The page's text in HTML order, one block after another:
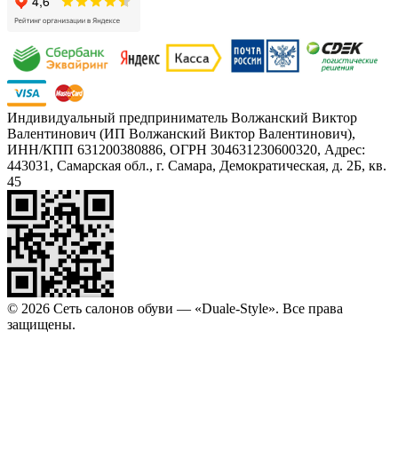
Индивидуальный предприниматель Волжанский Виктор
Валентинович (ИП Волжанский Виктор Валентинович),
ИНН/КПП 631200380886, ОГРН 304631230600320, Адрес:
443031, Самарская обл., г. Самара, Демократическая, д. 2Б, кв.
45
© 2026 Сеть салонов обуви — «Duale-Style». Все права
защищены.